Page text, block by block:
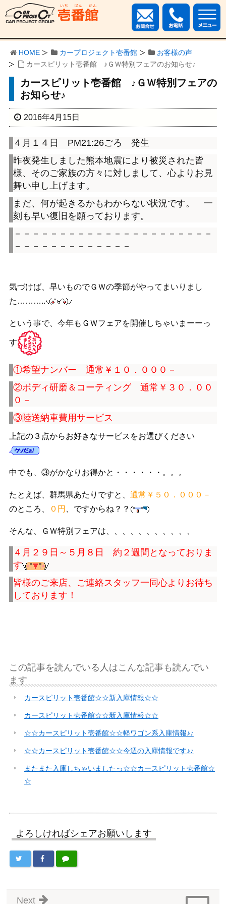
HOME カープロジェクト壱番館
お客様の声
カースピリット壱番館 ♪ＧＷ特別フェアのお知らせ♪
カースピリット壱番館 ♪ＧＷ特別フェアの
お知らせ♪
2016年4月15日
４月１４日 PM21:26ごろ 発生
昨夜発生しました熊本地震により被災された皆
様、そのご家族の方々に対しまして、心よりお見
舞い申し上げます。
まだ、何が起きるかもわからない状況です。 一
刻も早い復旧を願っております。
－－－－－－－－－－－－－－－－－－－－－－
－－－－－－－－－－－－－
気づけば、早いものでＧＷの季節がやってまいりまし
た………..
という事で、今年もＧＷフェアを開催しちゃいまーーっ
す
①希望ナンバー 通常￥１０．０００－
②ボディ研磨＆コーティング 通常￥３０．００
０－
③陸送納車費用サービス
上記の３点からお好きなサービスをお選びください
中でも、③がかなりお得かと・・・・・・。。。
たとえば、群馬県あたりですと、 通常￥５０．０００－
のところ、
０円 、ですからね？？
そんな、ＧＷ特別フェアは、、、、、、、、、、、
４月２９日～５月８日 約２週間となっておりま
す
皆様のご来店、ご連絡スタッフ一同心よりお待ち
しております！
この記事を読んでいる人はこんな記事も読んでい
ます
カースピリット壱番館☆☆新入庫情報☆☆
カースピリット壱番館☆☆新入庫情報☆☆
☆☆カースピリット壱番館☆☆軽ワゴン系入庫情報♪♪
☆☆カースピリット壱番館☆☆今週の入庫情報です♪♪
またまた入庫しちゃいましたっ☆☆カースピリット壱番館☆
☆
よろしければシェアお願いします
Next